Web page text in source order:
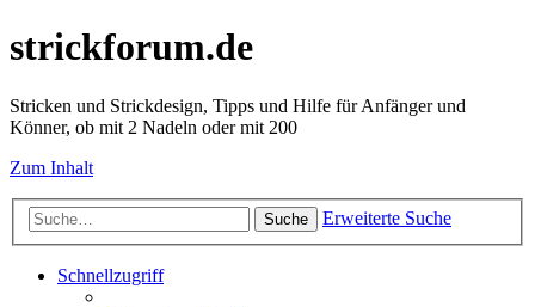
strickforum.de
Stricken und Strickdesign, Tipps und Hilfe für Anfänger und
Könner, ob mit 2 Nadeln oder mit 200
Zum Inhalt
Suche Erweiterte Suche
Schnellzugriff